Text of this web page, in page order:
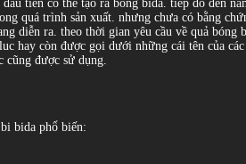
tiên có thể tạo ra bóng bida. tiếp đó đến
quá trình sản xuất. nhưng chưa có bằng
diễn ra. theo thời gian yêu cầu về quả bóng
hay còn được gọi dưới những cái tên của
được sử dụng.
bida phổ biến: